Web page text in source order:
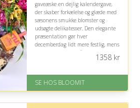
gaveæske en dejlig kalendergave,
der skaber forkælelse og glæde med
sæsonens smukke blomster og
udsøgte delikatesser. Den elegante
præsentation gør hver
decemberdag lidt mere festlig, mens
indholdet tilfører både sanselig
nydelse og hyggelig forkælelse.
På lager
Levering: samme dag eller efter
Fremragende Trustpilot rating
1358kr
SE HOS BLOOMIT